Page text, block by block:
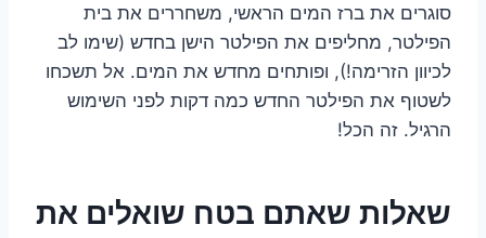
סוגרים את ברז המים הראשי, משחררים את בית
הפילטר, מחליפים את הפילטר הישן בחדש (שימו לב
לכיוון הזרימה!), ופותחים מחדש את המים. אל תשכחו
לשטוף את הפילטר החדש כמה דקות לפני השימוש
הרגיל. זה הכל!
שאלות שאתם בטח שואלים את